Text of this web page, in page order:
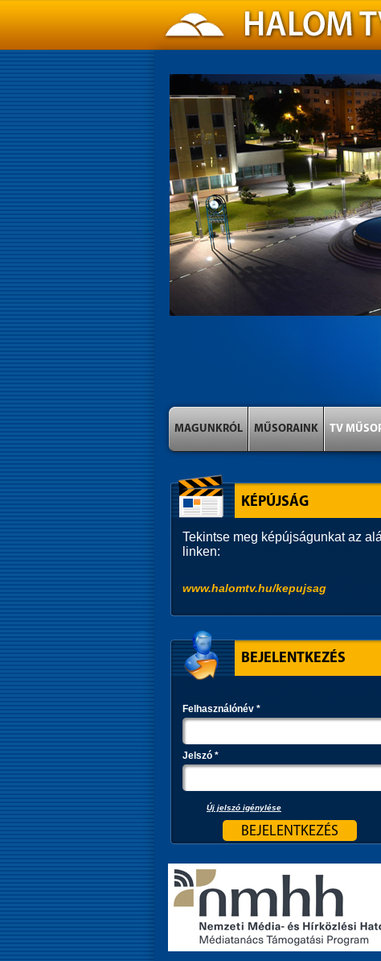
MAGUNKRÓL MŰSORAINK TV
KÉPÚJSÁG
Tekintse meg képújságunkat az
linken:
www.halomtv.hu/kepujsag
BEJELENTKEZÉS
Felhasználónév *
Jelszó *
Új jelszó igénylése